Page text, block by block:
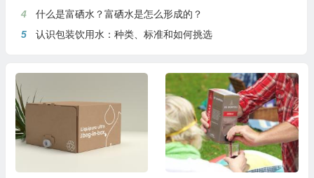
4
什么是富硒水？富硒水是怎么形成的？
5
认识包装饮用水：种类、标准和如何挑选